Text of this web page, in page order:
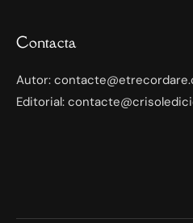
Contacta
Autor:
Editorial: